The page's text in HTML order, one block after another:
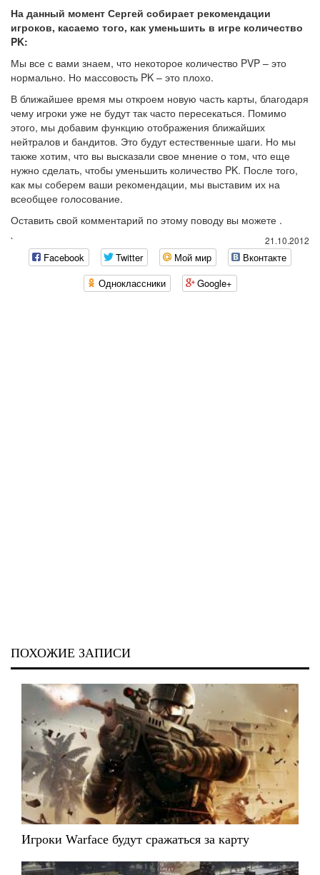
На данный момент Сергей собирает рекомендации
игроков, касаемо того, как уменьшить в игре количество
PK:
Мы все с вами знаем, что некоторое количество PVP – это
нормально. Но массовость PK – это плохо.
В ближайшее время мы откроем новую часть карты, благодаря
чему игроки уже не будут так часто пересекаться. Помимо
этого, мы добавим функцию отображения ближайших
нейтралов и бандитов. Это будут естественные шаги. Но мы
также хотим, что вы высказали свое мнение о том, что еще
нужно сделать, чтобы уменьшить количество PK. После того,
как мы соберем ваши рекомендации, мы выставим их на
всеобщее голосование.
Оставить свой комментарий по этому поводу вы можете .
21.10.2012
`
Facebook Twitter Мой мир
Вконтакте
Одноклассники
Google+
ПОХОЖИЕ ЗАПИСИ
Игроки Warface будут сражаться за карту